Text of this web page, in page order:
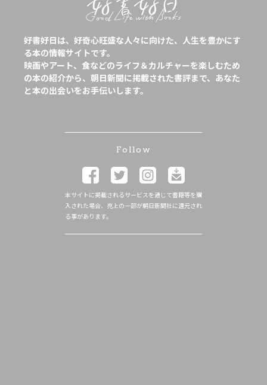
好書好日は、好奇心旺盛な人々に向けた、人生を豊かにす
る本の情報サイトです。
映画やアート、食などのライフ＆カルチャーを楽しむため
の本の紹介から、朝日新聞に掲載された書評まで、あなた
と本の出会いをお手伝いします。
Follow
本サイトに掲載されるサービスを通じて書籍等を購
入された場合、売上の一部が朝日新聞社に還元され
る事があります。